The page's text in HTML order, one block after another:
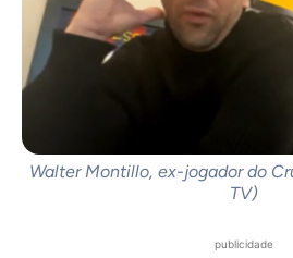
Walter Montillo, ex-jogador do
TV)
publicidade